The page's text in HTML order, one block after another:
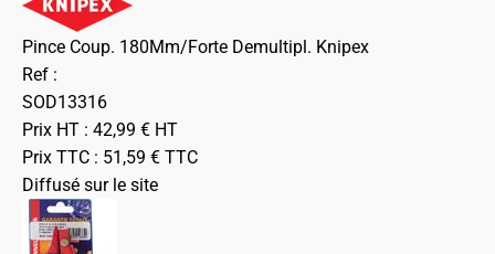
Pince Coup. 180Mm/Forte Demultipl. Knipex
Ref :
SOD13316
Prix HT : 42,99 € HT
Prix TTC : 51,59 € TTC
Diffusé sur le site